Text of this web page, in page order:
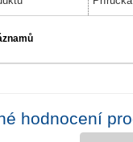
hodnocení